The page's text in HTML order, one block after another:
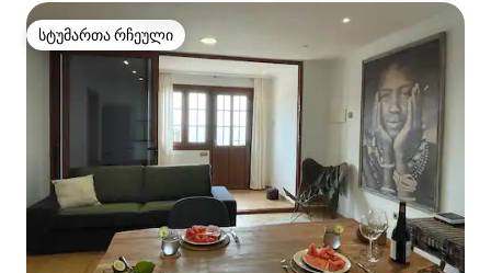
სტუმართა რჩეული
სტუმართა რჩეული